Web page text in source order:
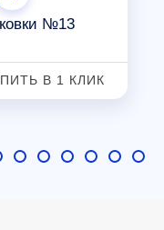
№13
В 1 КЛИК